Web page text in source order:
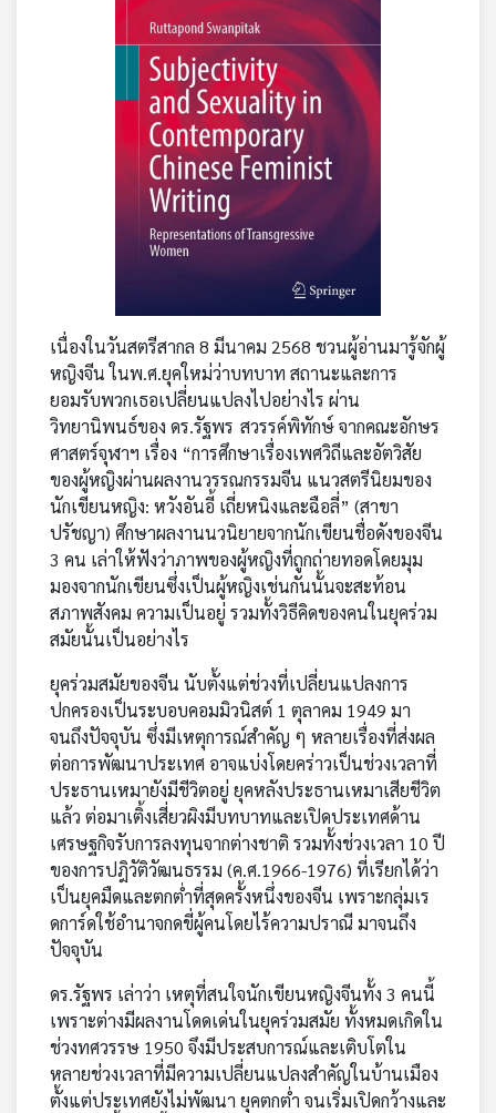
เนื่องในวันสตรีสากล 8 มีนาคม 2568 ชวนผู้อ่านมารู้จักผู้
หญิงจีน ในพ.ศ.ยุคใหม่ว่าบทบาท สถานะและการ
ยอมรับพวกเธอเปลี่ยนแปลงไปอย่างไร ผ่าน
วิทยานิพนธ์ของ ดร.รัฐพร สวรรค์พิทักษ์ จากคณะอักษร
ศาสตร์จุฬาฯ เรื่อง “การศึกษาเรื่องเพศวิถีและอัตวิสัย
ของผู้หญิงผ่านผลงานวรรณกรรมจีน แนวสตรีนิยมของ
นักเขียนหญิง: หวังอันอี้ เถี่ยหนิงและฉือลี่” (สาขา
ปรัชญา) ศึกษาผลงานนวนิยายจากนักเขียนชื่อดังของจีน
3 คน เล่าให้ฟังว่าภาพของผู้หญิงที่ถูกถ่ายทอดโดยมุม
มองจากนักเขียนซึ่งเป็นผู้หญิงเช่นกันนั้นจะสะท้อน
สภาพสังคม ความเป็นอยู่ รวมทั้งวิธีคิดของคนในยุคร่วม
สมัยนั้นเป็นอย่างไร
ยุคร่วมสมัยของจีน นับตั้งแต่ช่วงที่เปลี่ยนแปลงการ
ปกครองเป็นระบอบคอมมิวนิสต์ 1 ตุลาคม 1949 มา
จนถึงปัจจุบัน ซึ่งมีเหตุการณ์สำคัญ ๆ หลายเรื่องที่ส่งผล
ต่อการพัฒนาประเทศ อาจแบ่งโดยคร่าวเป็นช่วงเวลาที่
ประธานเหมายังมีชีวิตอยู่ ยุคหลังประธานเหมาเสียชีวิต
แล้ว ต่อมาเติ้งเสี่ยวผิงมีบทบาทและเปิดประเทศด้าน
เศรษฐกิจรับการลงทุนจากต่างชาติ รวมทั้งช่วงเวลา 10 ปี
ของการปฎิวัติวัฒนธรรม (ค.ศ.1966-1976) ที่เรียกได้ว่า
เป็นยุคมืดและตกต่ำที่สุดครั้งหนึ่งของจีน เพราะกลุ่มเร
ดการ์ดใช้อำนาจกดขี่ผู้คนโดยไร้ความปราณี มาจนถึง
ปัจจุบัน
ดร.รัฐพร เล่าว่า เหตุที่สนใจนักเขียนหญิงจีนทั้ง 3 คนนี้
เพราะต่างมีผลงานโดดเด่นในยุคร่วมสมัย ทั้งหมดเกิดใน
ช่วงทศวรรษ 1950 จึงมีประสบการณ์และเติบโตใน
หลายช่วงเวลาที่มีความเปลี่ยนแปลงสำคัญในบ้านเมือง
ตั้งแต่ประเทศยังไม่พัฒนา ยุคตกต่ำ จนเริ่มเปิดกว้างและ